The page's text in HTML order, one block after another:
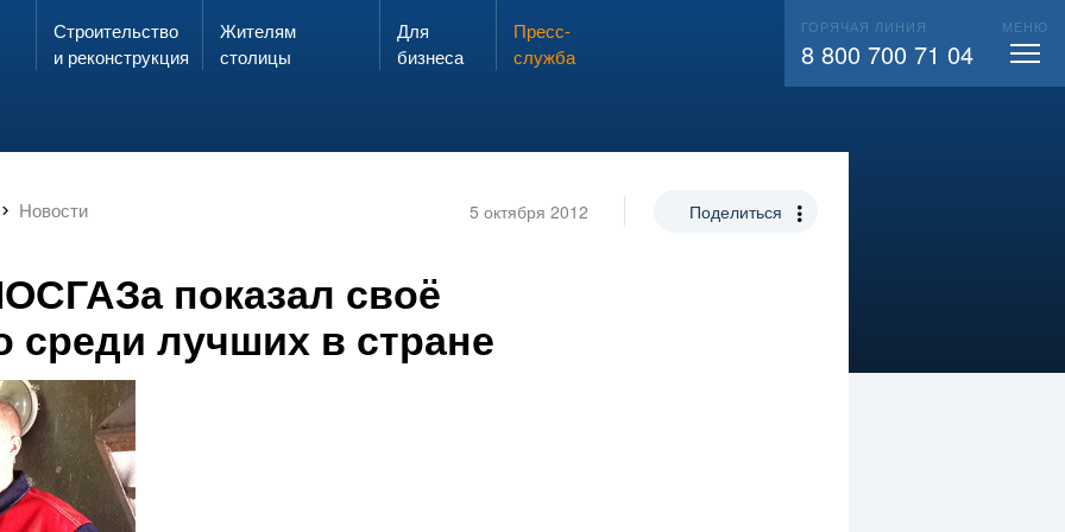
Запах газа?
ЗВОНИ 104 ВЫЗВАТЬ СЛЕСАРЯ
Строительство
и реконструкция
Жителям
столицы
Для
бизнеса
Пресс-
служба
ГОРЯЧАЯ ЛИНИЯ
8 800 700 71 04
МЕНЮ
Новости 5 октября 2012 Поделиться
показал своё
среди лучших в стране